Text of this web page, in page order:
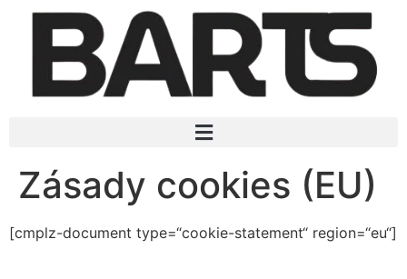
Zásady cookies (EU)
[cmplz-document type=“cookie-statement“ region=“eu“]